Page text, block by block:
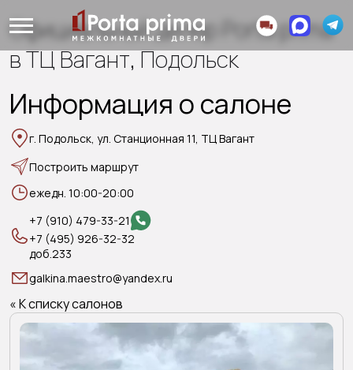
Официальный дилер Porta prima
в ТЦ Вагант, Подольск
Информация о салоне
г. Подольск, ул. Станционная 11, ТЦ Вагант
Построить маршрут
ежедн. 10:00-20:00
+7 (910) 479-33-21
+7 (495) 926-32-32
доб.233
galkina.maestro@yandex.ru
« К списку салонов